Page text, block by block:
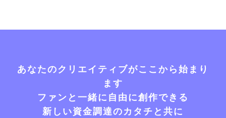
あなたのクリエイティブがここから始まり
ます
ファンと一緒に自由に創作できる
新しい資金調達のカタチと共に